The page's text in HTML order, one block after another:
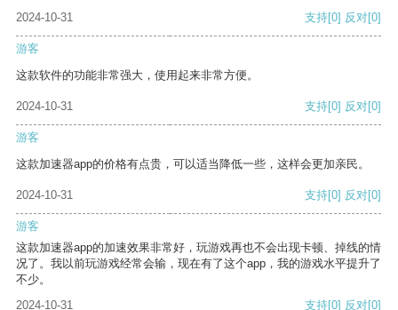
2024-10-31
支持[0] 反对[0]
游客
这款软件的功能非常强大，使用起来非常方便。
2024-10-31 支持[0] 反对[0]
游客
这款加速器app的价格有点贵，可以适当降低一些，这样会更加亲民。
2024-10-31 支持[0] 反对[0]
游客
这款加速器app的加速效果非常好，玩游戏再也不会出现卡顿、掉线的情
况了。我以前玩游戏经常会输，现在有了这个app，我的游戏水平提升了
不少。
2024-10-31
支持[0] 反对[0]